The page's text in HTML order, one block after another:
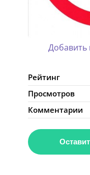
Добавить
Рейтинг
Просмотров
Комментарии